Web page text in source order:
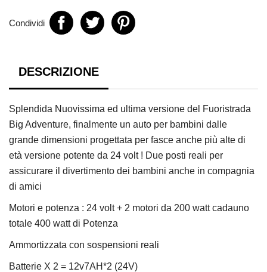
Condividi
DESCRIZIONE
Splendida Nuovissima ed ultima versione del Fuoristrada
Big Adventure, finalmente un auto per bambini dalle
grande dimensioni progettata per fasce anche più alte di
età versione potente da 24 volt ! Due posti reali per
assicurare il divertimento dei bambini anche in compagnia
di amici
Motori e potenza : 24 volt + 2 motori da 200 watt cadauno
totale 400 watt di Potenza
Ammortizzata con sospensioni reali
Batterie X 2 = 12v7AH*2 (24V)